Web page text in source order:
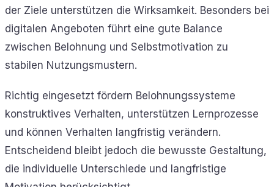
der Ziele unterstützen die Wirksamkeit. Besonders bei
digitalen Angeboten führt eine gute Balance
zwischen Belohnung und Selbstmotivation zu
stabilen Nutzungsmustern.
Richtig eingesetzt fördern Belohnungssysteme
konstruktives Verhalten, unterstützen Lernprozesse
und können Verhalten langfristig verändern.
Entscheidend bleibt jedoch die bewusste Gestaltung,
die individuelle Unterschiede und langfristige